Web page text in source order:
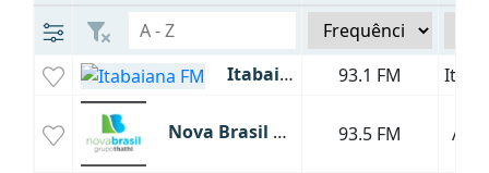
Itabaiana FM 93.1 FM
Nova Brasil Aracaju 93.5 FM